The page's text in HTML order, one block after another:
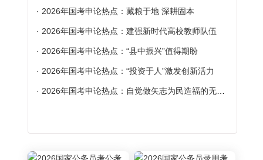
· 2026年国考申论热点：藏粮于地 深耕固本
· 2026年国考申论热点：建强新时代高校教师队伍
· 2026年国考申论热点：“县中振兴”值得期盼
· 2026年国考申论热点：“投资于人”激发创新活力
· 2026年国考申论热点：自觉做矢志为民造福的无私奉献者